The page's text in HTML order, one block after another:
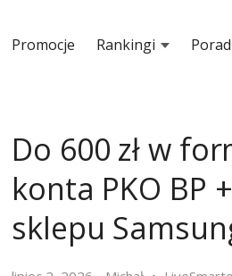
Promocje Rankingi
Do 600 zł w
konta PKO BP
sklepu